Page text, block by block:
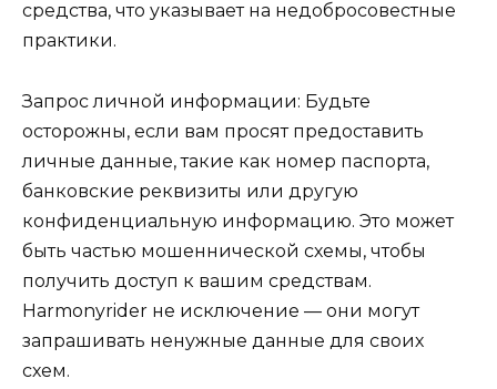
средства, что указывает на недобросовестные
практики.
Запрос личной информации: Будьте
осторожны, если вам просят предоставить
личные данные, такие как номер паспорта,
банковские реквизиты или другую
конфиденциальную информацию. Это может
быть частью мошеннической схемы, чтобы
получить доступ к вашим средствам.
Harmonyrider не исключение — они могут
запрашивать ненужные данные для своих
схем.